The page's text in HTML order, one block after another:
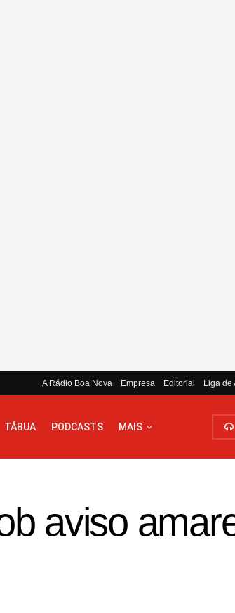
A Rádio Boa Nova Empresa Editorial Liga de
TÁBUA PODCASTS MAIS
aviso